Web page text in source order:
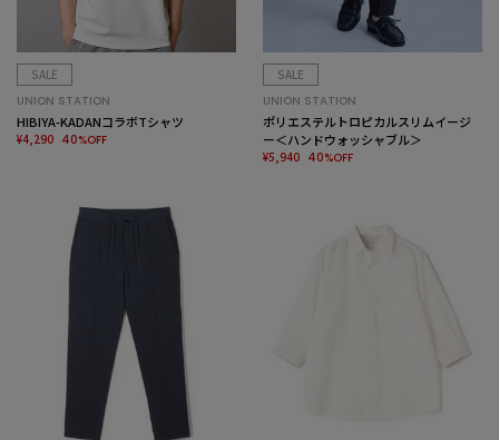
SALE
UNION STATION
HIBIYA-KADANコラボTシャツ
¥4,290 40%OFF
SALE
UNION STATION
ポリエステルトロピカルスリムイージ
ー＜ハンドウォッシャブル＞
¥5,940 40%OFF